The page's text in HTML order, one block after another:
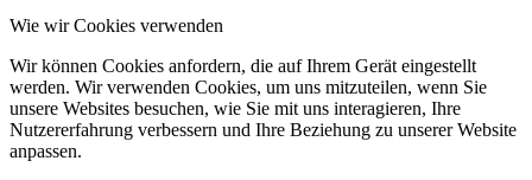
Wie wir Cookies verwenden
Wir können Cookies anfordern, die auf Ihrem Gerät eingestellt
werden. Wir verwenden Cookies, um uns mitzuteilen, wenn Sie
unsere Websites besuchen, wie Sie mit uns interagieren, Ihre
Nutzererfahrung verbessern und Ihre Beziehung zu unserer Website
anpassen.